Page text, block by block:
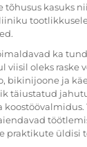
tõhusus kasuks
ka
viisil oleks raske
bikinijoone ja
täiustatud
koostöövalmidus.
praktikute üldisi